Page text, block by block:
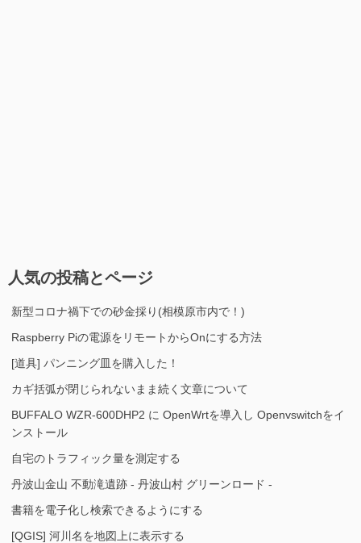
人気の投稿とページ
新型コロナ禍下での砂金採り(相模原市内で！)
Raspberry Piの電源をリモートからOnにする方法
[道具] パンニング皿を購入した！
カギ括弧が閉じられないまま続く文章について
BUFFALO WZR-600DHP2 に OpenWrtを導入し Openvswitchをイ
ンストール
自宅のトラフィック量を測定する
丹波山金山 不動滝遺跡 - 丹波山村 グリーンロード -
書籍を電子化し検索できるようにする
[QGIS] 河川名を地図上に表示する